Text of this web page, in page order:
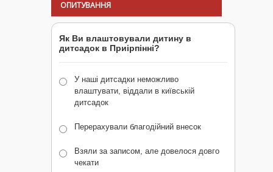
ОПИТУВАННЯ
Як Ви влаштовували дитину в
дитсадок в Приірпінні?
У наші дитсадки неможливо
влаштувати, віддали в київській
дитсадок
Перерахували благодійний внесок
Взяли за записом, але довелося довго
чекати